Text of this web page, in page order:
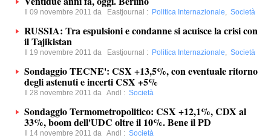
Il 09 novembre 2011 da Eastjournal : Politica Internazionale, Società
RUSSIA: Tra espulsioni e condanne si acuisce la crisi con
il Tajikistan
Il 19 novembre 2011 da Eastjournal : Politica Internazionale, Società
Sondaggio TECNE': CSX +13,5%, con eventuale ritorno
degli astenuti e incerti CSX +5%
Il 28 novembre 2011 da Andl : Società
Sondaggio Termometropolitico: CSX +12,1%, CDX al
33%, boom dell'UDC oltre il 10%. Bene il PD
Il 14 novembre 2011 da Andl : Società